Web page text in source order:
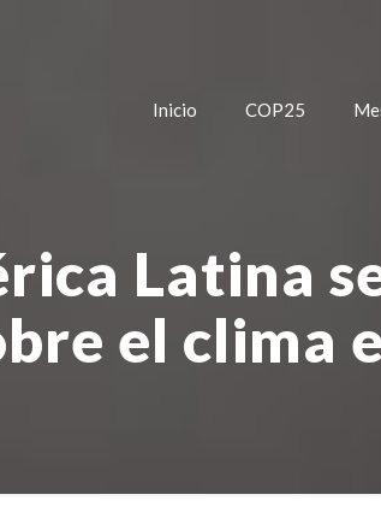
Inicio COP25
Latina
el clima